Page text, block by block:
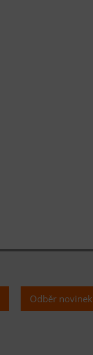
Odběr novinek